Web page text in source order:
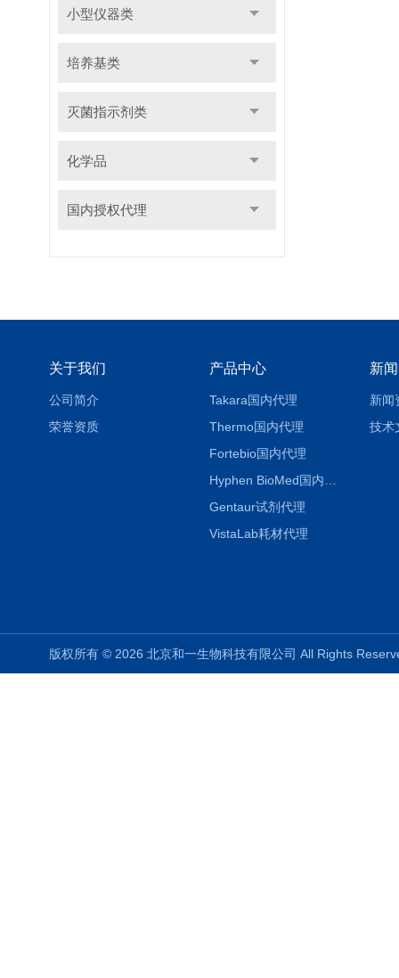
小型仪器类
培养基类
灭菌指示剂类
化学品
国内授权代理
关于我们
公司简介
荣誉资质
产品中心
Takara国内代理
Thermo国内代理
Fortebio国内代理
Gentaur试剂代理
VistaLab耗材代理
新
新闻
技术
版权所有 © 2026 北京和一生物科技有限公司 All Rights